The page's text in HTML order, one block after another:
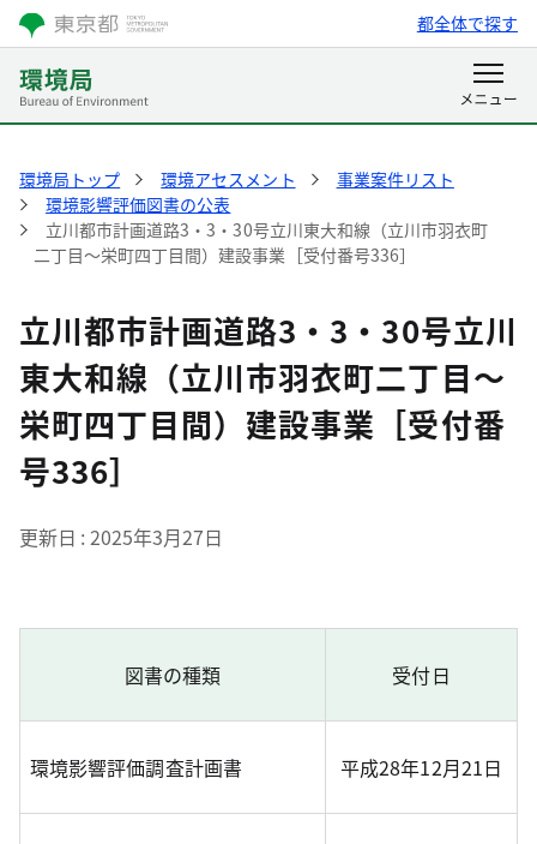
都全体で探す
環境局トップ 環境アセスメント
事業案件リスト
環境影響評価図書の公表
立川都市計画道路3・3・30号立川東大和線（立川市羽衣町
二丁目～栄町四丁目間）建設事業［受付番号336］
立川都市計画道路3・3・30号立川
東大和線（立川市羽衣町二丁目～
栄町四丁目間）建設事業［受付番
号336］
更新日 2025年3月27日
図書の種類 受付日
環境影響評価調査計画書 平成28年12月21日